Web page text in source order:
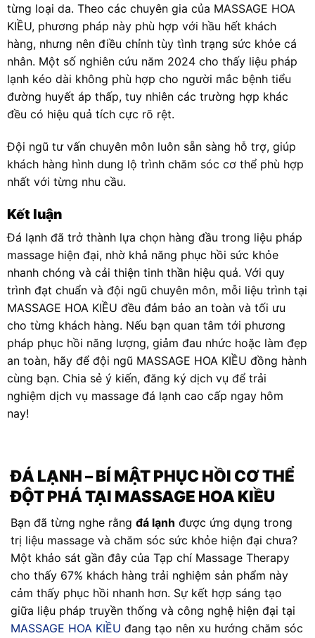
từng loại da. Theo các chuyên gia của MASSAGE HOA
KIỀU, phương pháp này phù hợp với hầu hết khách
hàng, nhưng nên điều chỉnh tùy tình trạng sức khỏe cá
nhân. Một số nghiên cứu năm 2024 cho thấy liệu pháp
lạnh kéo dài không phù hợp cho người mắc bệnh tiểu
đường huyết áp thấp, tuy nhiên các trường hợp khác
đều có hiệu quả tích cực rõ rệt.
Đội ngũ tư vấn chuyên môn luôn sẵn sàng hỗ trợ, giúp
khách hàng hình dung lộ trình chăm sóc cơ thể phù hợp
nhất với từng nhu cầu.
Kết luận
Đá lạnh đã trở thành lựa chọn hàng đầu trong liệu pháp
massage hiện đại, nhờ khả năng phục hồi sức khỏe
nhanh chóng và cải thiện tinh thần hiệu quả. Với quy
trình đạt chuẩn và đội ngũ chuyên môn, mỗi liệu trình tại
MASSAGE HOA KIỀU đều đảm bảo an toàn và tối ưu
cho từng khách hàng. Nếu bạn quan tâm tới phương
pháp phục hồi năng lượng, giảm đau nhức hoặc làm đẹp
an toàn, hãy để đội ngũ MASSAGE HOA KIỀU đồng hành
cùng bạn. Chia sẻ ý kiến, đăng ký dịch vụ để trải
nghiệm dịch vụ massage đá lạnh cao cấp ngay hôm
nay!
ĐÁ LẠNH– BÍ MẬT PHỤC HỒI CƠ THỂ
ĐỘT PHÁ TẠI MASSAGE HOA KIỀU
Bạn đã từng nghe rằng đá lạnh được ứng dụng trong
trị liệu massage và chăm sóc sức khỏe hiện đại chưa?
Một khảo sát gần đây của Tạp chí Massage Therapy
cho thấy 67% khách hàng trải nghiệm sản phẩm này
cảm thấy phục hồi nhanh hơn. Sự kết hợp sáng tạo
giữa liệu pháp truyền thống và công nghệ hiện đại tại
MASSAGE HOA KIỀU đang tạo nên xu hướng chăm sóc